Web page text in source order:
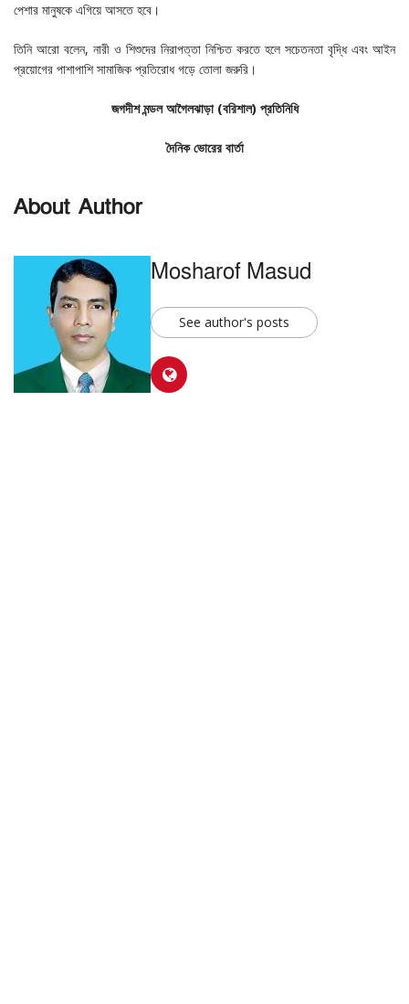
পেশার মানুষকে এগিয়ে আসতে হবে।
তিনি আরো বলেন, নারী ও শিশুদের নিরাপত্তা নিশ্চিত করতে হলে সচেতনতা বৃদ্ধি এবং আইন
প্রয়োগের পাশাপাশি সামাজিক প্রতিরোধ গড়ে তোলা জরুরি।
জগদীশ মন্ডল আগৈলঝাড়া (বরিশাল) প্রতিনিধি
দৈনিক ভোরের বার্তা
About Author
Mosharof Masud
See author's posts